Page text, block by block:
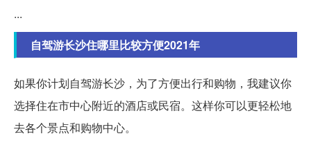
...
自驾游长沙住哪里比较方便2021年
如果你计划自驾游长沙，为了方便出行和购物，我建议你
选择住在市中心附近的酒店或民宿。这样你可以更轻松地
去各个景点和购物中心。